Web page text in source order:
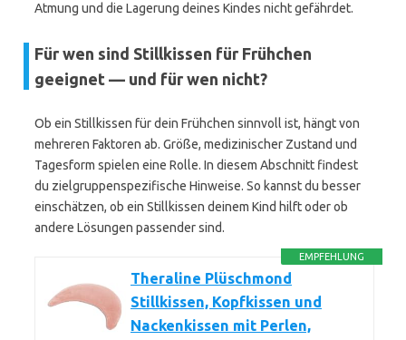
Atmung und die Lagerung deines Kindes nicht gefährdet.
Für wen sind Stillkissen für Frühchen
geeignet — und für wen nicht?
Ob ein Stillkissen für dein Frühchen sinnvoll ist, hängt von
mehreren Faktoren ab. Größe, medizinischer Zustand und
Tagesform spielen eine Rolle. In diesem Abschnitt findest
du zielgruppenspezifische Hinweise. So kannst du besser
einschätzen, ob ein Stillkissen deinem Kind hilft oder ob
andere Lösungen passender sind.
EMPFEHLUNG
Theraline Plüschmond
Stillkissen, Kopfkissen und
Nackenkissen mit Perlen,